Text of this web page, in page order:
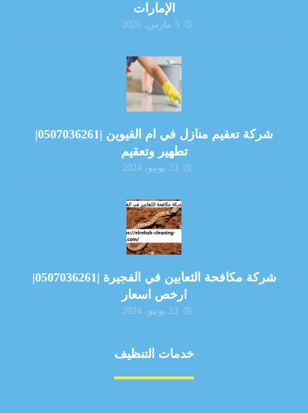
الإمارات
5 مارس، 2026
شركة تعقيم منازل في ام القيوين |0507036261|
تطهير وتعقيم
23 يونيو، 2024
شركة مكافحة الثعابين في الفجيرة |0507036261|
ارخص اسعار
23 يونيو، 2024
خدمات التنظيف